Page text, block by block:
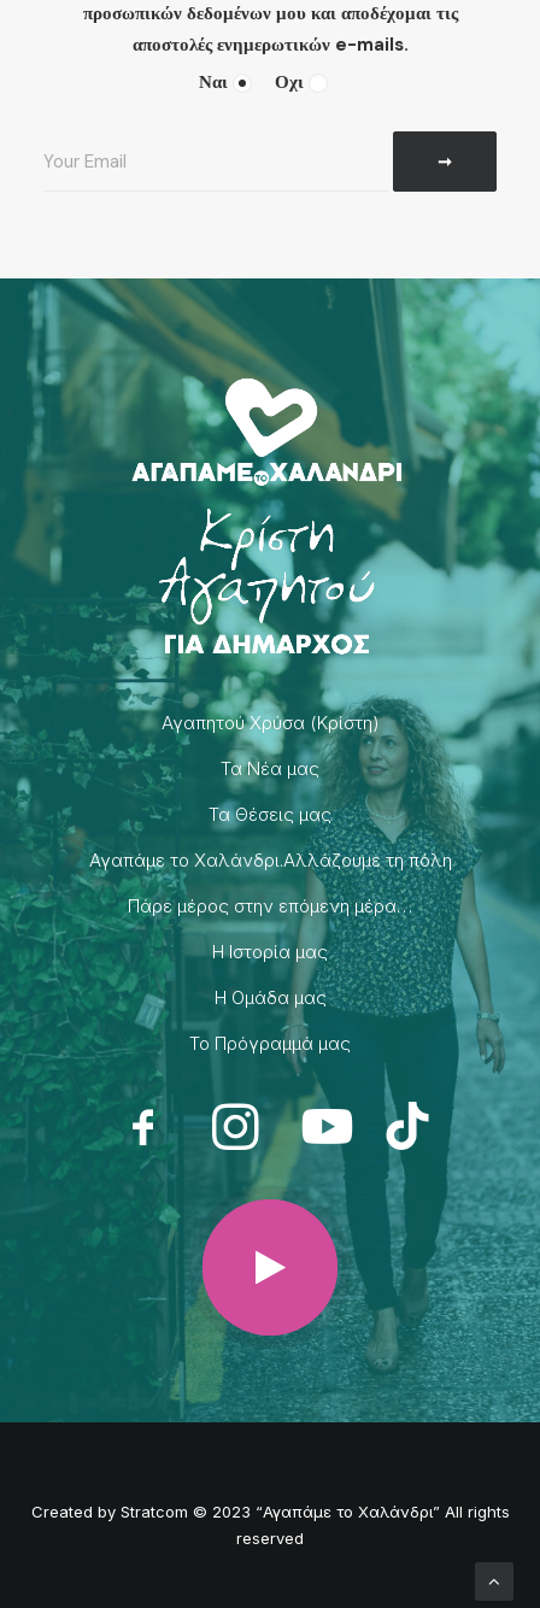
προσωπικών δεδομένων μου και αποδέχομαι τις
αποστολές ενημερωτικών e-mails.
Ναι
Οχι
Αγαπητού Χρύσα (Κρίστη)
Τα Νέα μας
Τα Θέσεις μας
Αγαπάμε το Χαλάνδρι.Αλλάζουμε τη πόλη
Πάρε μέρος στην επόμενη μέρα…
H Ιστορία μας
H Ομάδα μας
Το Πρόγραμμά μας
Created by Stratcom © 2023 “Αγαπάμε το Χαλάνδρι” All rights
reserved